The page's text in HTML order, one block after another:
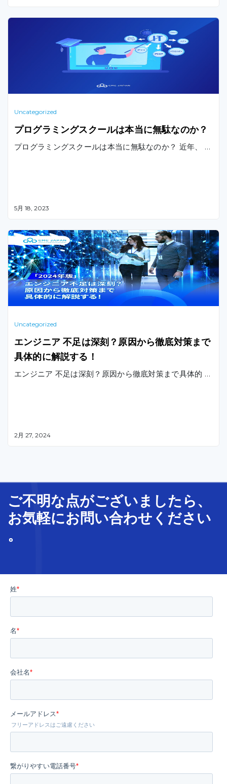
Uncategorized
プログラミングスクールは本当に無駄なのか？
プログラミングスクールは本当に無駄なのか？ 近年、 …
5月 18, 2023
Uncategorized
エンジニア 不足は深刻？原因から徹底対策まで
具体的に解説する！
エンジニア 不足は深刻？原因から徹底対策まで具体的 …
2月 27, 2024
ご不明な点がございましたら、
お気軽にお問い合わせ ください
。